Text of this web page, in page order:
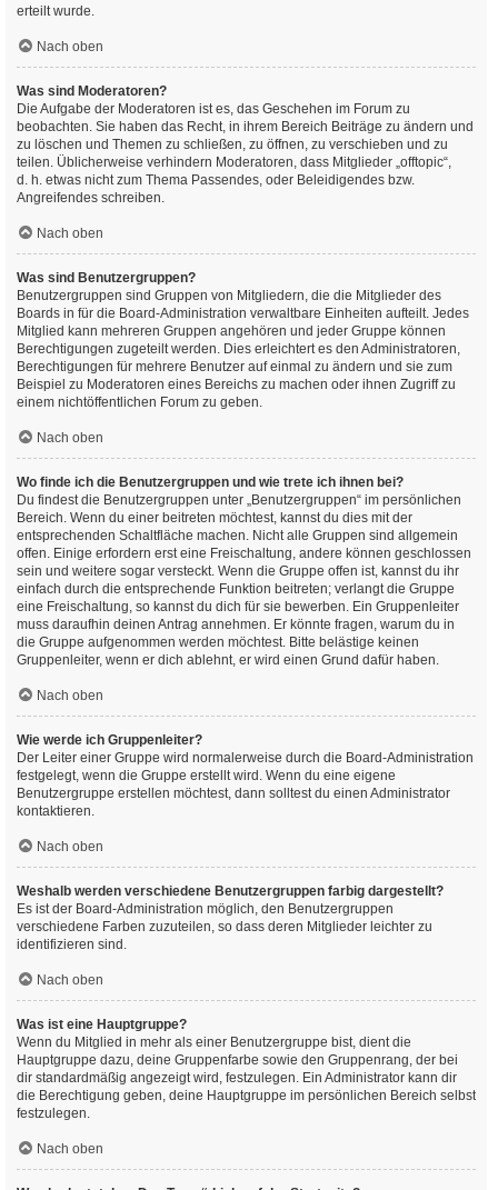
erteilt wurde.
Nach oben
Was sind Moderatoren?
Die Aufgabe der Moderatoren ist es, das Geschehen im Forum zu
beobachten. Sie haben das Recht, in ihrem Bereich Beiträge zu ändern und
zu löschen und Themen zu schließen, zu öffnen, zu verschieben und zu
teilen. Üblicherweise verhindern Moderatoren, dass Mitglieder „offtopic“,
d. h. etwas nicht zum Thema Passendes, oder Beleidigendes bzw.
Angreifendes schreiben.
Nach oben
Was sind Benutzergruppen?
Benutzergruppen sind Gruppen von Mitgliedern, die die Mitglieder des
Boards in für die Board-Administration verwaltbare Einheiten aufteilt. Jedes
Mitglied kann mehreren Gruppen angehören und jeder Gruppe können
Berechtigungen zugeteilt werden. Dies erleichtert es den Administratoren,
Berechtigungen für mehrere Benutzer auf einmal zu ändern und sie zum
Beispiel zu Moderatoren eines Bereichs zu machen oder ihnen Zugriff zu
einem nichtöffentlichen Forum zu geben.
Nach oben
Wo finde ich die Benutzergruppen und wie trete ich ihnen bei?
Du findest die Benutzergruppen unter „Benutzergruppen“ im persönlichen
Bereich. Wenn du einer beitreten möchtest, kannst du dies mit der
entsprechenden Schaltfläche machen. Nicht alle Gruppen sind allgemein
offen. Einige erfordern erst eine Freischaltung, andere können geschlossen
sein und weitere sogar versteckt. Wenn die Gruppe offen ist, kannst du ihr
einfach durch die entsprechende Funktion beitreten; verlangt die Gruppe
eine Freischaltung, so kannst du dich für sie bewerben. Ein Gruppenleiter
muss daraufhin deinen Antrag annehmen. Er könnte fragen, warum du in
die Gruppe aufgenommen werden möchtest. Bitte belästige keinen
Gruppenleiter, wenn er dich ablehnt, er wird einen Grund dafür haben.
Nach oben
Wie werde ich Gruppenleiter?
Der Leiter einer Gruppe wird normalerweise durch die Board-Administration
festgelegt, wenn die Gruppe erstellt wird. Wenn du eine eigene
Benutzergruppe erstellen möchtest, dann solltest du einen Administrator
kontaktieren.
Nach oben
Weshalb werden verschiedene Benutzergruppen farbig dargestellt?
Es ist der Board-Administration möglich, den Benutzergruppen
verschiedene Farben zuzuteilen, so dass deren Mitglieder leichter zu
identifizieren sind.
Nach oben
Was ist eine Hauptgruppe?
Wenn du Mitglied in mehr als einer Benutzergruppe bist, dient die
Hauptgruppe dazu, deine Gruppenfarbe sowie den Gruppenrang, der bei
dir standardmäßig angezeigt wird, festzulegen. Ein Administrator kann dir
die Berechtigung geben, deine Hauptgruppe im persönlichen Bereich selbst
festzulegen.
Nach oben